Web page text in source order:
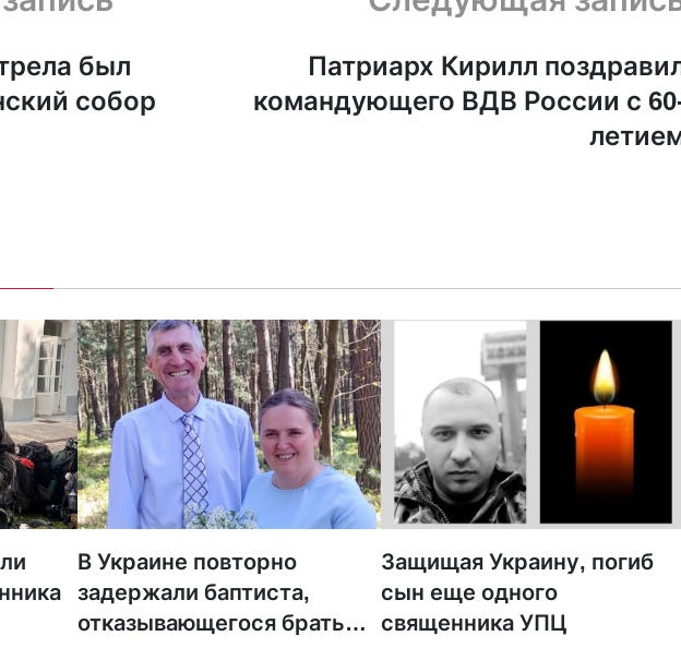
был
собор
Патриарх Кирилл
командующего ВДВ России с
В Украине повторно
задержали баптиста,
отказывающегося брать
Защищая Украину, погиб
сын еще одного
священника УПЦ